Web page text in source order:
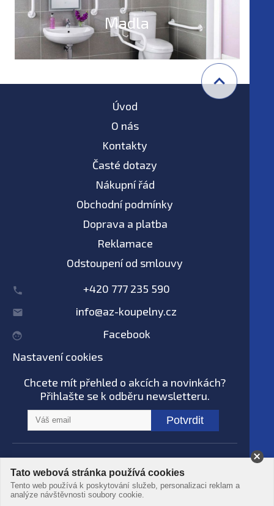
postižené
Madla
Úvod
O nás
Kontakty
Časté dotazy
Nákupní řád
Obchodní podmínky
Doprava a platba
Reklamace
Odstoupení od smlouvy
+420 777 235 590
info@az-koupelny.cz
Facebook
Nastavení cookies
Chcete mít přehled o akcích a novinkách?
Přihlašte se k odběru newsletteru.
Potvrdit
© AZ koupelny® 2006 - 2026 -Podmínky
použití-Ochrana dat- Zpracování osobních
údajů
Tato webová stránka používá cookies
Tento web používá k poskytování služeb, personalizaci reklam a
analýze návštěvnosti soubory cookie.